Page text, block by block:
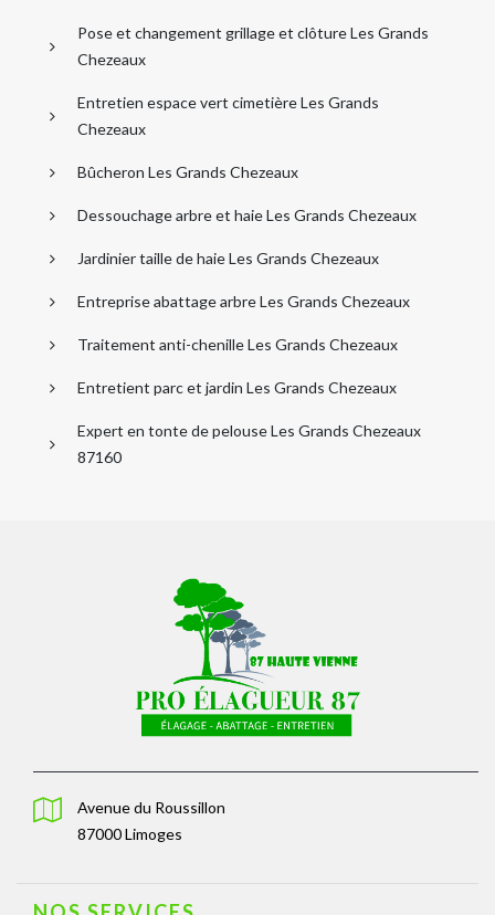
Pose et changement grillage et clôture Les Grands
Chezeaux
Entretien espace vert cimetière Les Grands
Chezeaux
Bûcheron Les Grands Chezeaux
Dessouchage arbre et haie Les Grands Chezeaux
Jardinier taille de haie Les Grands Chezeaux
Entreprise abattage arbre Les Grands Chezeaux
Traitement anti-chenille Les Grands Chezeaux
Entretient parc et jardin Les Grands Chezeaux
Expert en tonte de pelouse Les Grands Chezeaux
87160
Avenue du Roussillon
87000 Limoges